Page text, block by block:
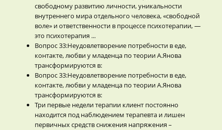
свободному развитию личности, уникальности
внутреннего мира отдельного человека, «свободной
воле» и ответственности в процессе психотерапии, —
это психотерапия ...
Вопрос 33:Неудовлетворение потребности в еде,
контакте, любви у младенца по теории А.Янова
трансформируются в:
Вопрос 33:Неудовлетворение потребности в еде,
контакте, любви у младенца по теории А.Янова
трансформируются в:
Три первые недели терапии клиент постоянно
находится под наблюдением терапевта и лишен
первичных средств снижения напряжения –